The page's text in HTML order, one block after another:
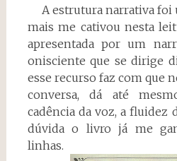
A estrutura narrativa foi
mais me cativou nesta
apresentada por um
onisciente que se dirige
esse recurso faz com que
conversa, dá até
cadência da voz, a fluidez
dúvida o livro já me
linhas.